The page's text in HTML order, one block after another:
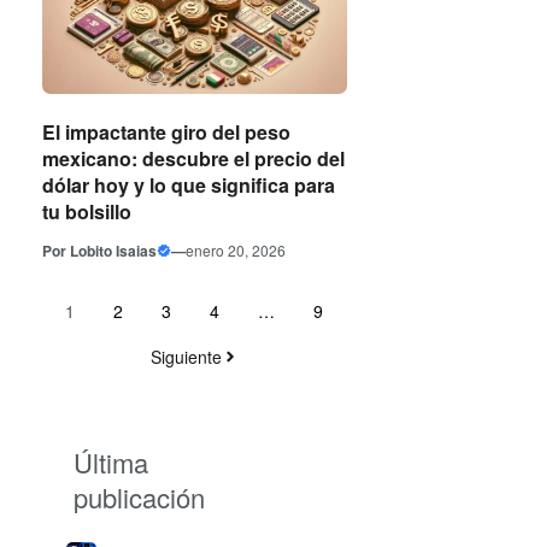
El impactante giro del peso
mexicano: descubre el precio del
dólar hoy y lo que significa para
tu bolsillo
Por Lobito Isaias —enero 20, 2026
1 2 3 4 …
9
Siguiente
Última
publicación